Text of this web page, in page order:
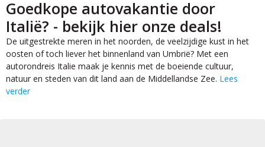
Goedkope autovakantie door
Italië? - bekijk hier onze deals!
De uitgestrekte meren in het noorden, de veelzijdige kust in het
oosten of toch liever het binnenland van Umbrië? Met een
autorondreis Italie maak je kennis met de boeiende cultuur,
natuur en steden van dit land aan de Middellandse Zee. Lees
verder